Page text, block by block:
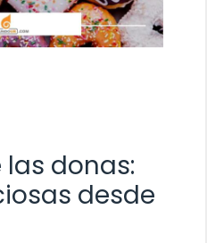
las donas:
desde